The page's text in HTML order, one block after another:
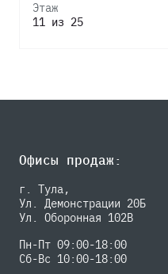
Этаж
11 из 25
Офисы продаж:
г. Тула,
Ул. Демонстрации 20Б
Ул. Оборонная 102В
Пн-Пт 09:00-18:00
Сб-Вс 10:00-18:00